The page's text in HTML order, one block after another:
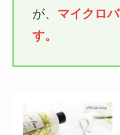
が、 マイクロ
す。